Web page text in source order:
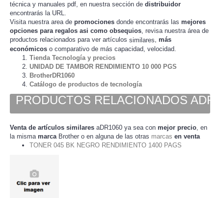
técnica y manuales pdf, en nuestra sección de distribuidor
encontrarás la URL.
Visita nuestra area de promociones donde encontrarás las mejores
opciones para regalos asi como obsequios, revisa nuestra área de
productos relacionados para ver artículos similares, más
económicos o comparativo de más capacidad, velocidad.
Tienda Tecnología y precios
UNIDAD DE TAMBOR RENDIMIENTO 10 000 PGS
BrotherDR1060
Catálogo de productos de tecnología
PRODUCTOS RELACIONADOS
Venta de artículos similares aDR1060 ya sea con mejor precio , en
la misma marca Brother o en alguna de las otras marcas en venta
TONER 045 BK NEGRO RENDIMIENTO 1400 PAGS